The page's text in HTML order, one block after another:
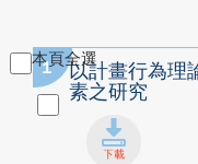
本頁全選
1
以計畫行為理
素之研究